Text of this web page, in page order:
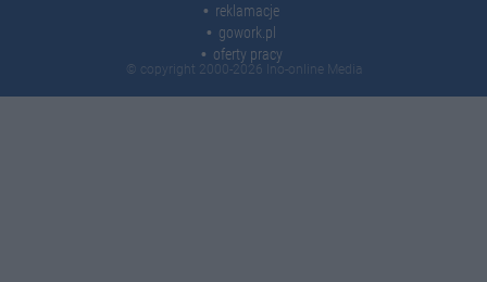
reklamacje
gowork.pl
oferty pracy
© copyright 2000-2026 Ino-online Media